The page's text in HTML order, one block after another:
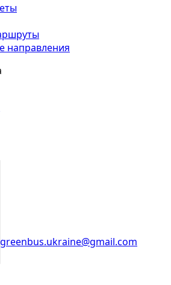
направления
greenbus.ukraine@gmail.com